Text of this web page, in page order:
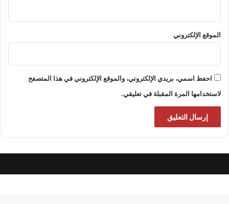
الموقع الإلكتروني
احفظ اسمي، بريدي الإلكتروني، والموقع الإلكتروني في هذا المتصفح
لاستخدامها المرة المقبلة في تعليقي.